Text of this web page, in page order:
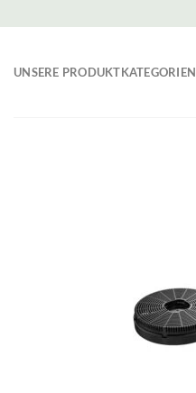
Inhalt
UNSERE PRODUKTKATEGORIEN